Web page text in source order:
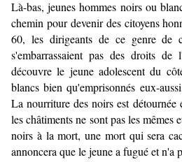
Là-bas, jeunes hommes noirs ou
chemin pour devenir des citoyens
60, les dirigeants de ce genre de
s'embarrassaient pas des droits
découvre le jeune adolescent du
blancs bien qu'emprisonnés eux-
La nourriture des noirs est
les châtiments ne sont pas les mêmes
noirs à la mort, une mort qui sera
annoncera que le jeune a fugué et n'a